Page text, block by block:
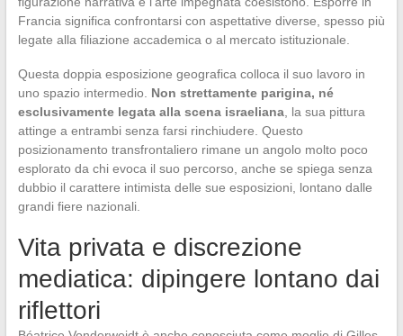
Francia significa confrontarsi con aspettative diverse, spesso più
legate alla filiazione accademica o al mercato istituzionale.
Questa doppia esposizione geografica colloca il suo lavoro in
uno spazio intermedio. Non strettamente parigina, né
esclusivamente legata alla scena israeliana, la sua pittura
attinge a entrambi senza farsi rinchiudere. Questo
posizionamento transfrontaliero rimane un angolo molto poco
esplorato da chi evoca il suo percorso, anche se spiega senza
dubbio il carattere intimista delle sue esposizioni, lontano dalle
grandi fiere nazionali.
Vita privata e discrezione
mediatica: dipingere lontano dai
riflettori